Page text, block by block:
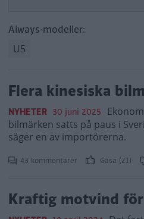
Aiways-modeller:
U5
Flera kinesiska
NYHETER 30 juni 2025
bilmärken satts på paus i
säger en av importörerna.
43 kommentarer Gasa (21)
Kraftig motvind